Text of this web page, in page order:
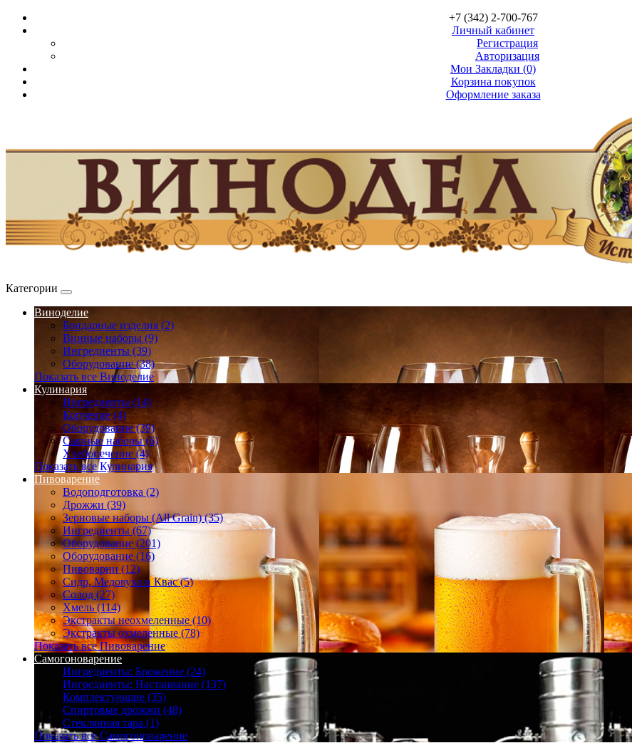
+7 (342) 2-700-767
Личный кабинет
Регистрация
Авторизация
Мои Закладки (0)
Корзина покупок
Оформление заказа
Категории
Виноделие
Бондарные изделия (2)
Винные наборы (9)
Ингредиенты (39)
Оборудование (38)
Показать все Виноделие
Кулинария
Ингредиенты (14)
Копчение (4)
Оборудование (39)
Сырные наборы (6)
Хлебопечение (4)
Показать все Кулинария
Пивоварение
Водоподготовка (2)
Дрожжи (39)
Зерновые наборы (All Grain) (35)
Ингредиенты (67)
Оборудование (201)
Оборудование (16)
Пивоварни (12)
Сидр, Медовуха и Квас (5)
Солод (27)
Хмель (114)
Экстракты неохмеленные (10)
Экстракты охмеленные (78)
Показать все Пивоварение
Самогоноварение
Ингредиенты: Брожение (24)
Ингредиенты: Настаивание (137)
Комплектующие (35)
Спиртовые дрожжи (48)
Стеклянная тара (1)
Показать все Самогоноварение